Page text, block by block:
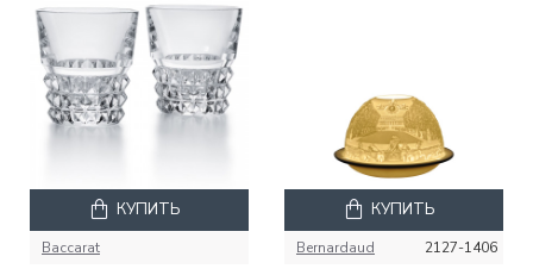
Baccarat
КУПИТЬ
Bernardaud 2127-1406
КУПИТЬ